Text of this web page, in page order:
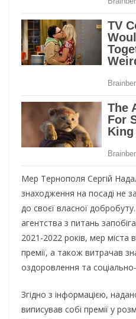
Мер Тернополя Сергій
знаходження на посаді не
до своєї власної
агентства з питань
2021-2022 років, мер міста
премії, а також витрачав
оздоровлення та
Згідно з інформацією,
виписував собі премії у